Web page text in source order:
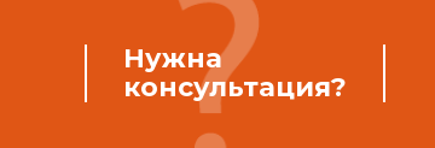
Нужна
консультация?